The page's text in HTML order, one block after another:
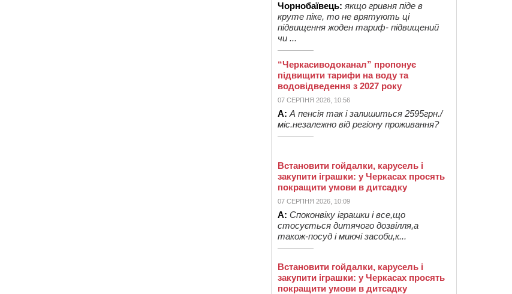
Чорнобаївець: якщо гривня піде в
круте піке, то не врятують ці
підвищення жоден тариф- підвищений
чи ...
“Черкасиводоканал” пропонує
підвищити тарифи на воду та
водовідведення з 2027 року
07 СЕРПНЯ 2026, 10:56
А: А пенсія так і залишиться 2595грн./
міс.незалежно від регіону проживання?
Встановити гойдалки, карусель і
закупити іграшки: у Черкасах просять
покращити умови в дитсадку
07 СЕРПНЯ 2026, 10:09
А: Споконвіку іграшки і все,що
стосується дитячого дозвілля,а
також-посуд і миючі засоби,к...
Встановити гойдалки, карусель і
закупити іграшки: у Черкасах просять
покращити умови в дитсадку